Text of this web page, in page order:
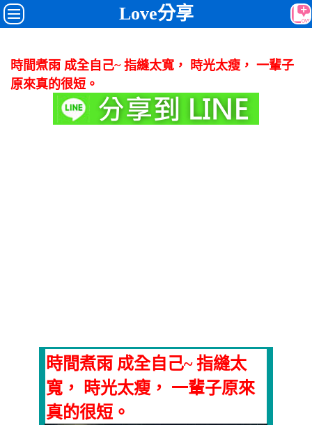
Love分享
時間煮雨 成全自己~ 指縫太寬， 時光太瘦， 一輩子
原來真的很短。
時間煮雨 成全自己~ 指縫太
寬， 時光太瘦， 一輩子原來
真的很短。